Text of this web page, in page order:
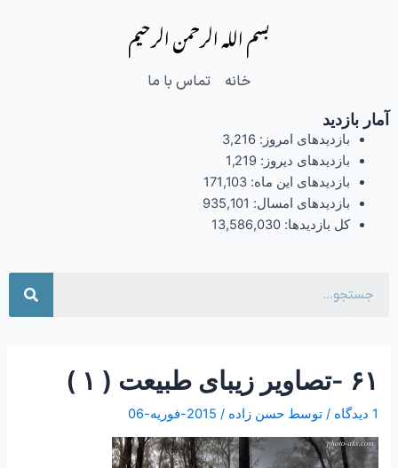
بسم الله الرحمن الرحیم
خانه تماس با ما
آمار بازدید
بازدیدهای امروز: 3,216
بازدیدهای دیروز: 1,219
بازدیدهای این ماه: 171,103
بازدیدهای امسال: 935,101
کل بازدیدها: 13,586,030
۶۱ -تصاویر زیبای طبیعت ( ۱ )
1 دیدگاه / توسطحسن زاده/ 2015-فوریه-06